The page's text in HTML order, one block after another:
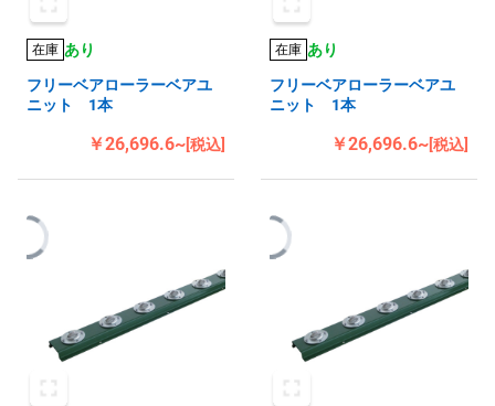
在庫 あり
フリーベアローラーベアユ
ニット 1本
￥26,696.6~[税込]
在庫 あり
フリーベアローラーベアユ
ニット 1本
￥26,696.6~[税込]